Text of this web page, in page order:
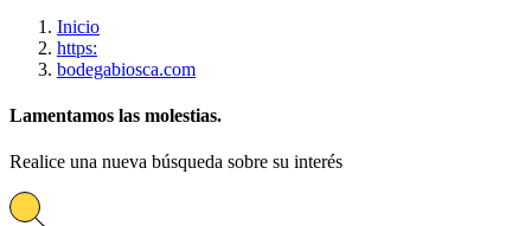
Inicio
https:
bodegabiosca.com
Lamentamos las molestias.
Realice una nueva búsqueda sobre su interés